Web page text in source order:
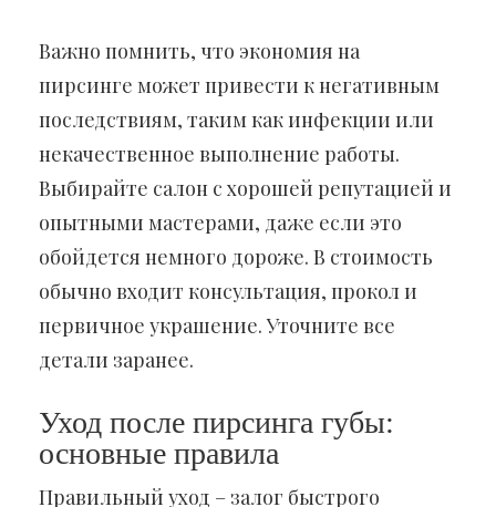
Важно помнить, что экономия на
пирсинге может привести к негативным
последствиям, таким как инфекции или
некачественное выполнение работы.
Выбирайте салон с хорошей репутацией и
опытными мастерами, даже если это
обойдется немного дороже. В стоимость
обычно входит консультация, прокол и
первичное украшение. Уточните все
детали заранее.
Уход после пирсинга губы:
основные правила
Правильный уход – залог быстрого